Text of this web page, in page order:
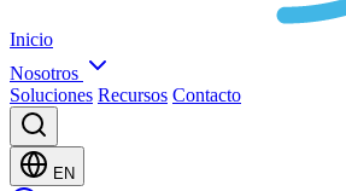
Inicio
Nosotros
Soluciones Recursos Contacto
EN